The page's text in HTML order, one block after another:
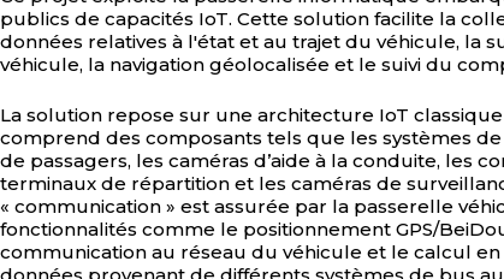
publics de capacités IoT. Cette solution facilite la
données relatives à l'état et au trajet du véhicule, la
véhicule, la navigation géolocalisée et le suivi du
La solution repose sur une architecture IoT
comprend des composants tels que les systèmes
de passagers, les caméras d’aide à la conduite, les
terminaux de répartition et les caméras de
« communication » est assurée par la passerelle
fonctionnalités comme le positionnement GPS/
communication au réseau du véhicule et le calcul